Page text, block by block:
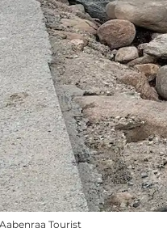
Aabenraa Tourist